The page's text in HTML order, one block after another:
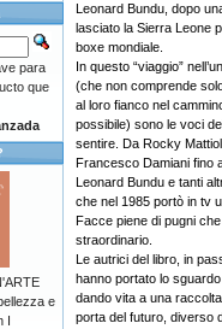
Leonard Bundu, dopo
lasciato la Sierra Leone
boxe mondiale.
In questo “viaggio”
(che non comprende
al loro fianco nel
possibile) sono le voci
sentire. Da Rocky
Francesco Damiani fino
Leonard Bundu e tanti
che nel 1985 portò in tv
Facce piene di pugni
straordinario.
Le autrici del libro, in
hanno portato lo
dando vita a una
porta del futuro, diverso
para
que
e
I